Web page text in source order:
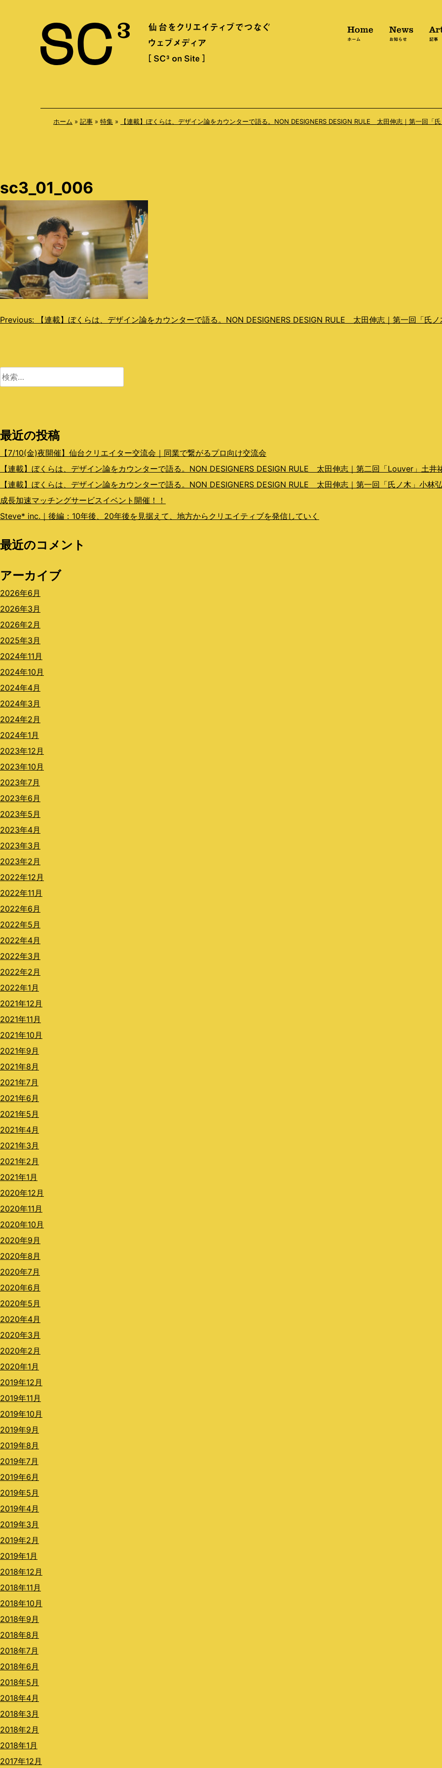
Home
ホーム
News
お知らせ 記事
ホーム » 記事 » 特集 » 【連載】ぼくらは、デザイン論をカウンターで語る。NON DESIGNERS DESIGN RULE 太田伸志｜第一回「
sc3_01_006
投
ビ
シ
ョ
ン
Previous: 【連載】ぼくらは、デザイン論をカウンターで語る。NON DESIGNERS DESIGN RULE 太田伸志｜第一回「氏
検
最近の投稿
【7/10(金)夜開催】仙台クリエイター交流会｜同業で繋がるプロ向け交流会
【連載】ぼくらは、デザイン論をカウンターで語る。NON DESIGNERS DESIGN RULE 太田伸志｜第二回「Louver」土井
【連載】ぼくらは、デザイン論をカウンターで語る。NON DESIGNERS DESIGN RULE 太田伸志｜第一回「氏ノ木」小林
成長加速マッチングサービスイベント開催！！
Steve* inc.｜後編：10年後、20年後を見据えて、地方からクリエイティブを発信していく
最近のコメント
アーカイブ
2026年6月
2026年3月
2026年2月
2025年3月
2024年11月
2024年10月
2024年4月
2024年3月
2024年2月
2024年1月
2023年12月
2023年10月
2023年7月
2023年6月
2023年5月
2023年4月
2023年3月
2023年2月
2022年12月
2022年11月
2022年6月
2022年5月
2022年4月
2022年3月
2022年2月
2022年1月
2021年12月
2021年11月
2021年10月
2021年9月
2021年8月
2021年7月
2021年6月
2021年5月
2021年4月
2021年3月
2021年2月
2021年1月
2020年12月
2020年11月
2020年10月
2020年9月
2020年8月
2020年7月
2020年6月
2020年5月
2020年4月
2020年3月
2020年2月
2020年1月
2019年12月
2019年11月
2019年10月
2019年9月
2019年8月
2019年7月
2019年6月
2019年5月
2019年4月
2019年3月
2019年2月
2019年1月
2018年12月
2018年11月
2018年10月
2018年9月
2018年8月
2018年7月
2018年6月
2018年5月
2018年4月
2018年3月
2018年2月
2018年1月
2017年12月